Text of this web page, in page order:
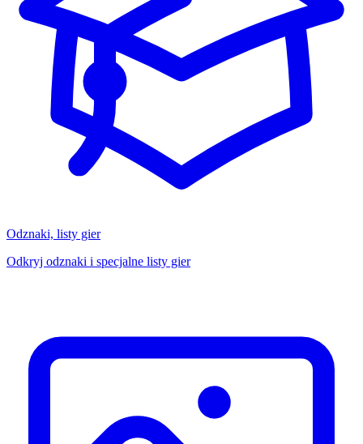
Odznaki, listy gier
Odkryj odznaki i specjalne listy gier